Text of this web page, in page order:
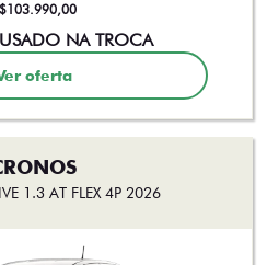
NA TROCA
oferta
1.3 AT FLEX 4P 2026